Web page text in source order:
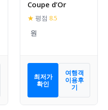
Coupe d’Or
★ 평점 8.5
최저가
확인
여행객
이용후
기